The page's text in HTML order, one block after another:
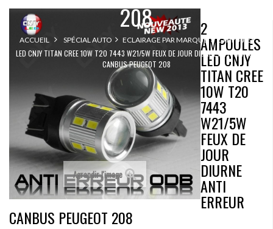
208
ACCUEIL SPÉCIAL AUTO ECLAIRAGE PAR MARQUE
2 AMPOULES
LED CNJY TITAN CREE 10W T20 7443 W21/5W FEUX DE JOUR DIURNE ANTI ERREUR
CANBUS PEUGEOT 208
Agrandir l'image
2
AMPOULES
LED CNJY
TITAN CREE
10W T20
7443
W21/5W
FEUX DE
JOUR
DIURNE
ANTI
ERREUR
CANBUS PEUGEOT 208